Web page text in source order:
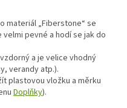
materiál „Fiberstone“ se
pevné a hodí se jak do
a je velice vhodný
verandy atp.).
plastovou vložku a měrku
Doplňky).